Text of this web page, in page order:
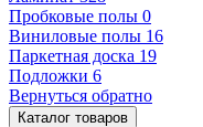
Пробковые полы 0
Виниловые полы 16
Паркетная доска 19
Подложки 6
Вернуться обратно
Каталог товаров